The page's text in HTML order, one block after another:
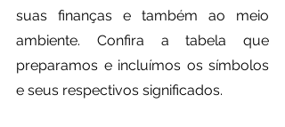
suas finanças e também ao meio
ambiente. Confira a tabela que
preparamos e incluímos os símbolos
e seus respectivos significados.